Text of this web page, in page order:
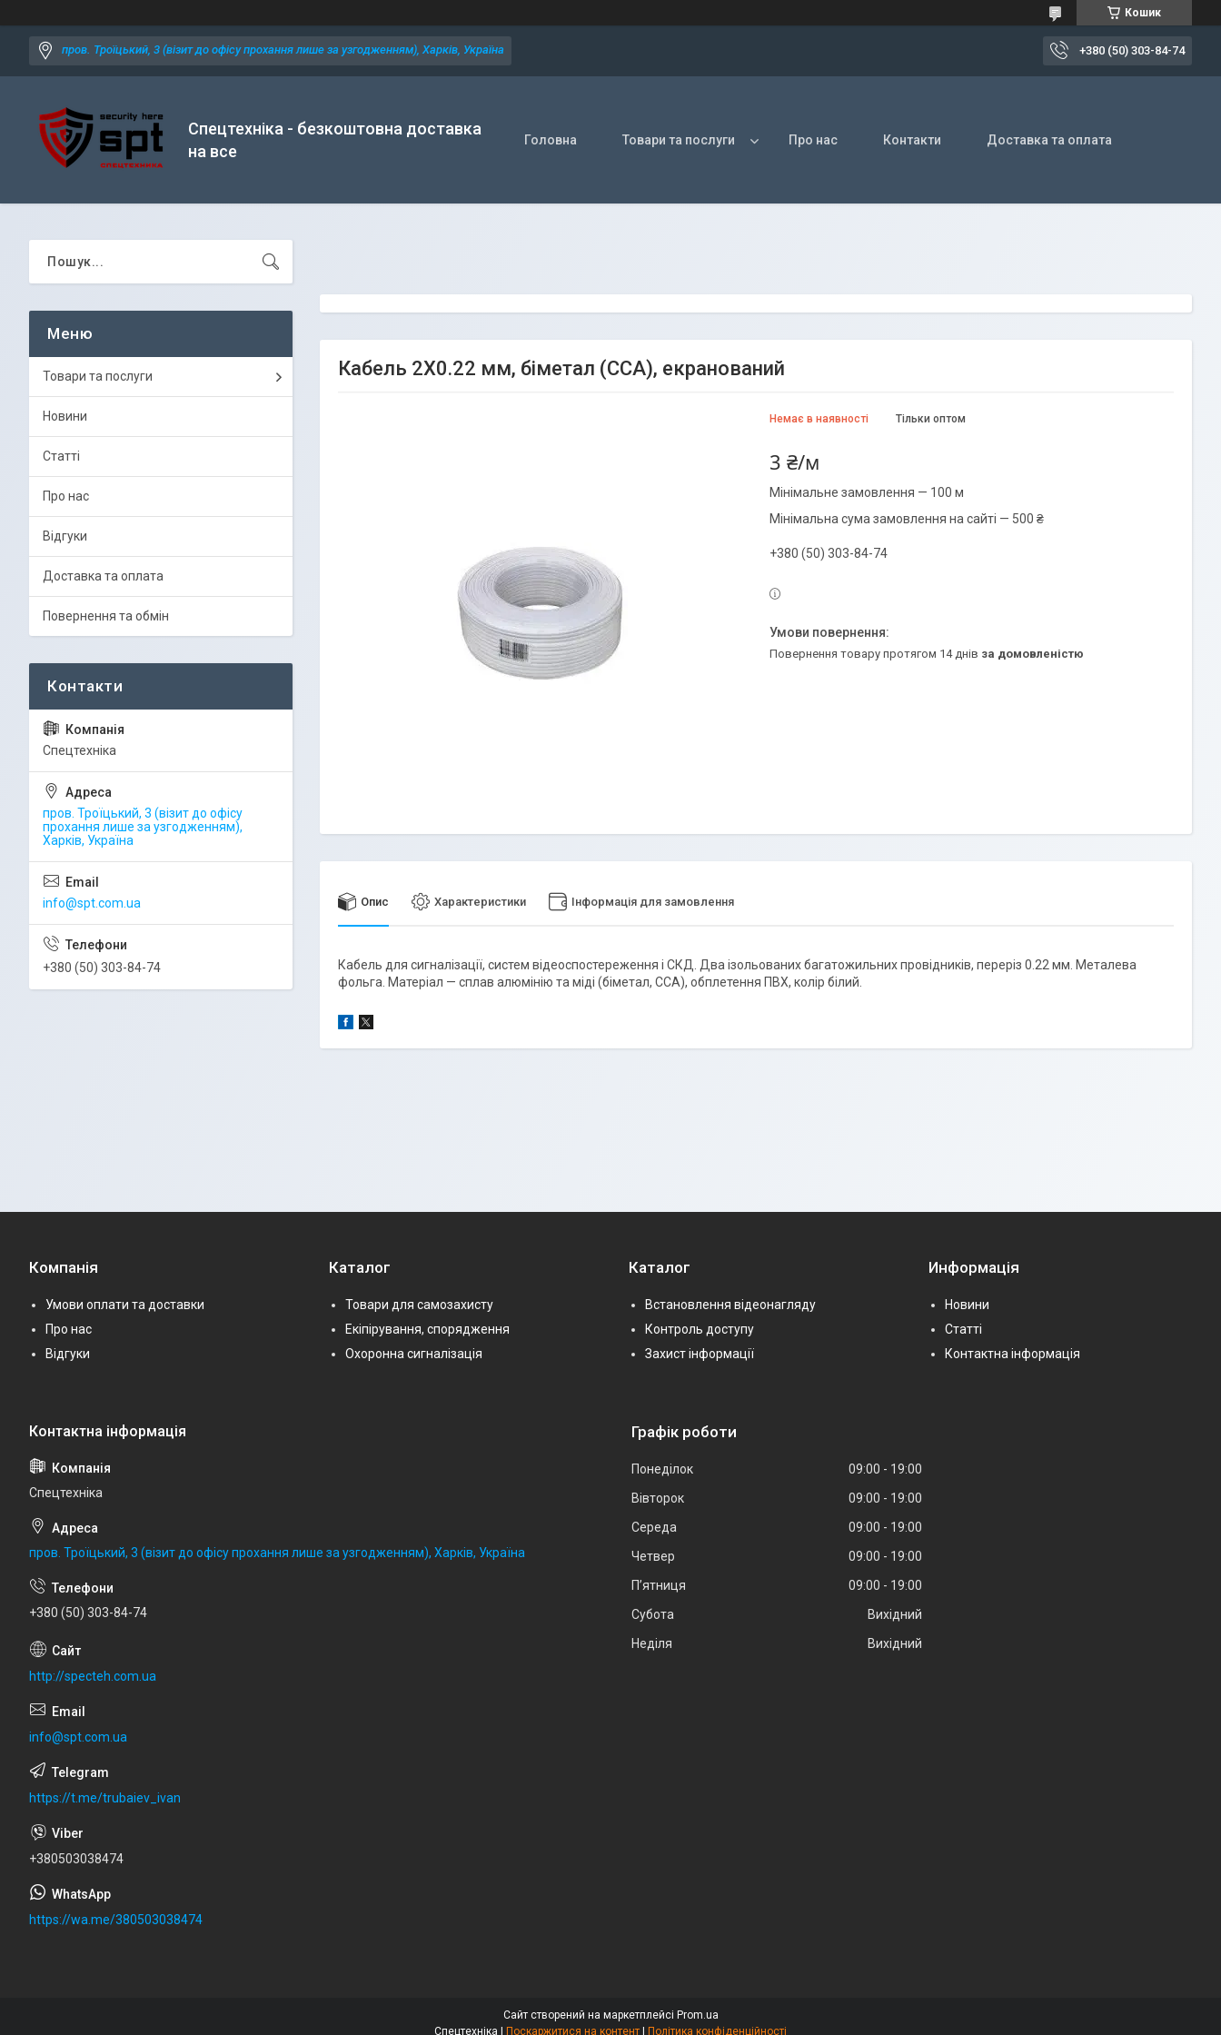
Кошик
пров. Троїцький, 3 (візит до офісу прохання лише за узгодженням), Харків, Україна +380 (50) 303-84-74
Спецтехніка - безкоштовна доставка
на все
Головна Товари та послуги Про нас Контакти Доставка та оплата
Кабель 2X0.22 мм, біметал (CCA), екранований
Немає в наявності Тільки оптом
3 ₴/м
Мінімальне замовлення — 100 м
Мінімальна сума замовлення на сайті — 500 ₴
+380 (50) 303-84-74
повернення товару протягом 14 днів за домовленістю
Опис Характеристики Інформація для замовлення
Кабель для сигналізації, систем відеоспостереження і СКД. Два ізольованих багатожильних провідників, переріз 0.22 мм. Металева
фольга. Матеріал — сплав алюмінію та міді (біметал, CCA), обплетення ПВХ, колір білий.
Товари та послуги
Новини
Статті
Про нас
Відгуки
Доставка та оплата
Повернення та обмін
Спецтехніка
пров. Троїцький, 3 (візит до офісу
прохання лише за узгодженням),
Харків, Україна
info@spt.com.ua
+380 (50) 303-84-74
Компанія
Умови оплати та доставки
Про нас
Відгуки
Каталог
Товари для самозахисту
Екіпірування, спорядження
Охоронна сигналізація
Каталог
Встановлення відеонагляду
Контроль доступу
Захист інформації
Информація
Новини
Статті
Контактна інформація
Спецтехніка
пров. Троїцький, 3 (візит до офісу прохання лише за узгодженням), Харків, Україна
+380 (50) 303-84-74
http://specteh.com.ua
info@spt.com.ua
https://t.me/trubaiev_ivan
+380503038474
https://wa.me/380503038474
Графік роботи
Понеділок 09:00
19:00
Вівторок
09:00
19:00
Середа
09:00
19:00
Четвер
09:00
19:00
Пʼятниця
09:00
19:00
Субота
Вихідний
Неділя
Вихідний
Сайт створений на маркетплейсі Prom.ua
Спецтехніка | Поскаржитися на контент | Політика конфіденційності